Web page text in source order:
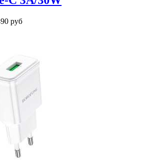
руб